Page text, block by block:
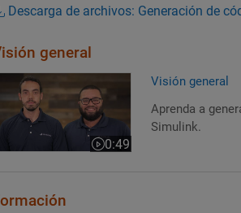
Descarga de archivos: Generación de
general
general
0:49
Duración del vídeo 0:49
Visión general
Aprenda a
Simulink.